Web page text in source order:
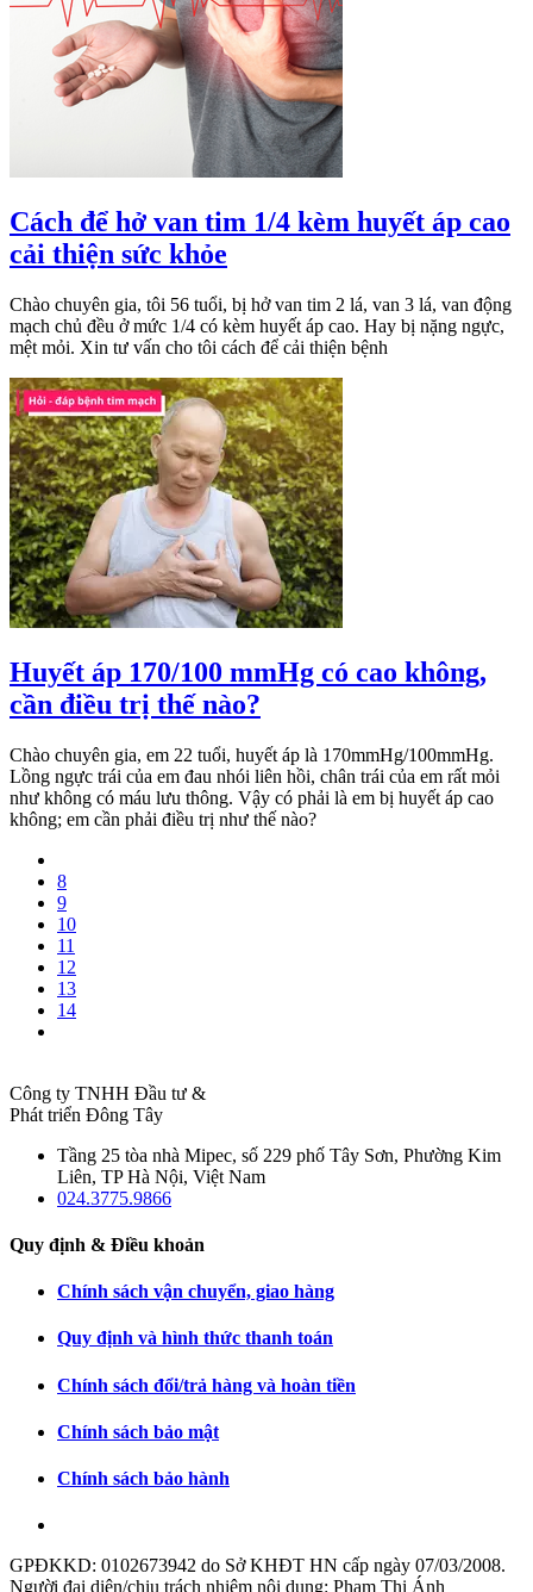
Cách để hở van tim 1/4 kèm huyết áp cao
cải thiện sức khỏe
Chào chuyên gia, tôi 56 tuổi, bị hở van tim 2 lá, van 3 lá, van động
mạch chủ đều ở mức 1/4 có kèm huyết áp cao. Hay bị nặng ngực,
mệt mỏi. Xin tư vấn cho tôi cách để cải thiện bệnh
Huyết áp 170/100 mmHg có cao không,
cần điều trị thế nào?
Chào chuyên gia, em 22 tuổi, huyết áp là 170mmHg/100mmHg.
Lồng ngực trái của em đau nhói liên hồi, chân trái của em rất mỏi
như không có máu lưu thông. Vậy có phải là em bị huyết áp cao
không; em cần phải điều trị như thế nào?
8
9
10
11
12
13
14
Công ty TNHH Đầu tư &
Phát triển Đông Tây
Tầng 25 tòa nhà Mipec, số 229 phố Tây Sơn, Phường Kim
Liên, TP Hà Nội, Việt Nam
024.3775.9866
Quy định & Điều khoản
Chính sách vận chuyển, giao hàng
Quy định và hình thức thanh toán
Chính sách đổi/trả hàng và hoàn tiền
Chính sách bảo mật
Chính sách bảo hành
GPĐKKD: 0102673942 do Sở KHĐT HN cấp ngày 07/03/2008.
Người đại diện/chịu trách nhiệm nội dung: Phạm Thị Ánh